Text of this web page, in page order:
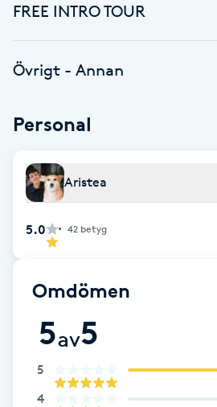
Extensions borttagning
Eyeliner-tatuering
Face framing
Faceliftmassage
Fettreducering
Fibromassage
Fillers
Fotmassage
FREE INTRO TOUR
Övrigt - Annan
Personal
Aristea
5.0 42 betyg
Omdömen
5av5
5
4